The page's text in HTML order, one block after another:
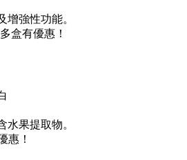
強性功能。
盒有優惠！
果提取物。
惠！